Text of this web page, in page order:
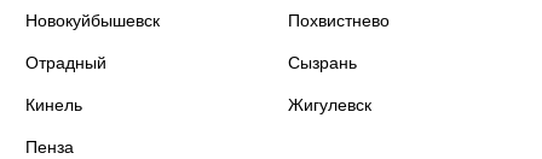
Новокуйбышевск Похвистнево
Отрадный Сызрань
Кинель Жигулевск
Пенза